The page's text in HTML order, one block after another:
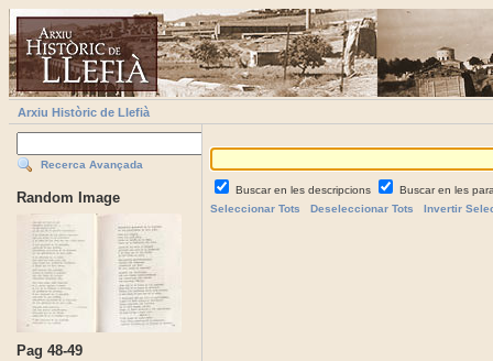
Arxiu Històric de Llefià
Recerca Avançada
Random Image
Pag 48-49
Buscar en les descripcions
Buscar en les
Seleccionar Tots
Deseleccionar Tots Invertir